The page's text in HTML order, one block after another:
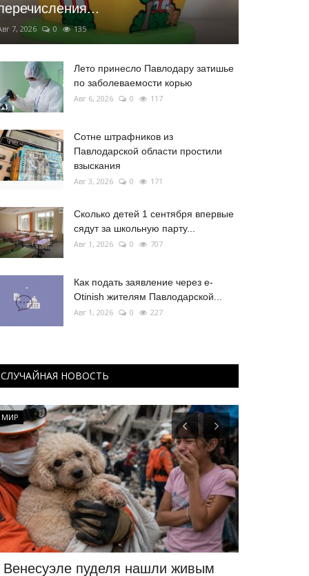
7, 2026 0 135
Лето принесло Павлодару затишье
по заболеваемости корью
Авг 6, 2026 0 117
Сотне штрафников из
Павлодарской области простили
взыскания
Авг 3, 2026 0 171
Сколько детей 1 сентября впервые
сядут за школьную парту...
Авг 1, 2026 0 707
Как подать заявление через e-
Otinish жителям Павлодарской...
Авг 1, 2026 0 227
СЛУЧАЙНАЯ НОВОСТЬ
МИР
Венесуэле пуделя нашли живым